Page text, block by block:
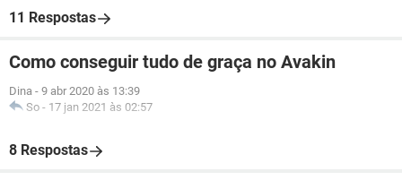
11 Respostas
Como conseguir tudo de graça no Avakin
Dina - 9 abr 2020 às 13:39
So - 17 jan 2021 às 02:57
8 Respostas